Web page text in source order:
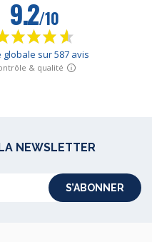
NEWSLETTER
S’ABONNER